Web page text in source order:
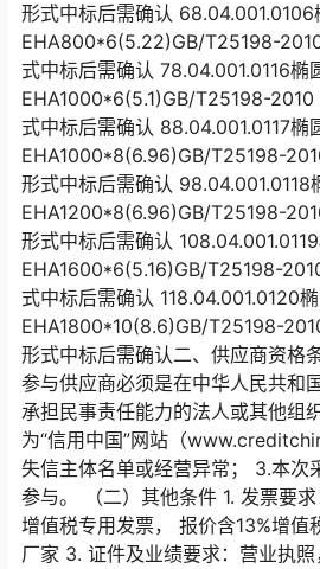
形式中标后需确认 68.04.001.0106
EHA800*6(5.22)GB/T25198-
式中标后需确认 78.04.001.0116椭
EHA1000*6(5.1)GB/T25198-
式中标后需确认 88.04.001.0117椭
EHA1000*8(6.96)GB/T25198-
形式中标后需确认 98.04.001.0118
EHA1200*8(6.96)GB/T25198-
形式中标后需确认
EHA1600*6(5.16)GB/T25198-
式中标后需确认 118.04.001.0120
EHA1800*10(8.6)GB/T25198-
形式中标后需确认二、供应商资格
参与供应商必须是在中华人民共和
承担民事责任能力的法人或其他组
为“信用中国”网站（
失信主体名单或经营异常； 3.本次
参与。 （二）其他条件 1. 发票要
增值税专用发票， 报价含13%增值
厂家 3. 证件及业绩要求：营业执